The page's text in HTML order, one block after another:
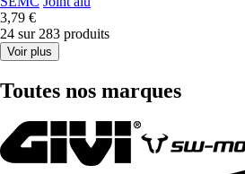
3,79 €
24 sur 283 produits
Voir plus
Toutes nos marques